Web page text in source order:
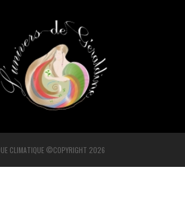
CLIMATIQUE ©COPYRIGHT 2026